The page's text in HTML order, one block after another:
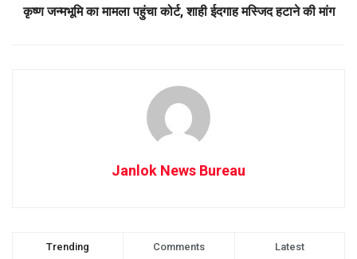
कृष्ण जन्मभूमि का मामला पहुंचा कोर्ट, शाही ईदगाह मस्जिद हटाने की मांग
Janlok News Bureau
Trending Comments Latest